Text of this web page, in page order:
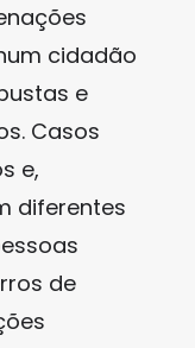
cidadão
e
Casos
e,
diferentes
de